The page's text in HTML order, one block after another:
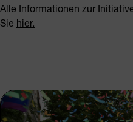
Alle Informationen zur
Sie hier.